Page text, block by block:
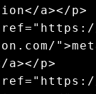
a></p>
p>